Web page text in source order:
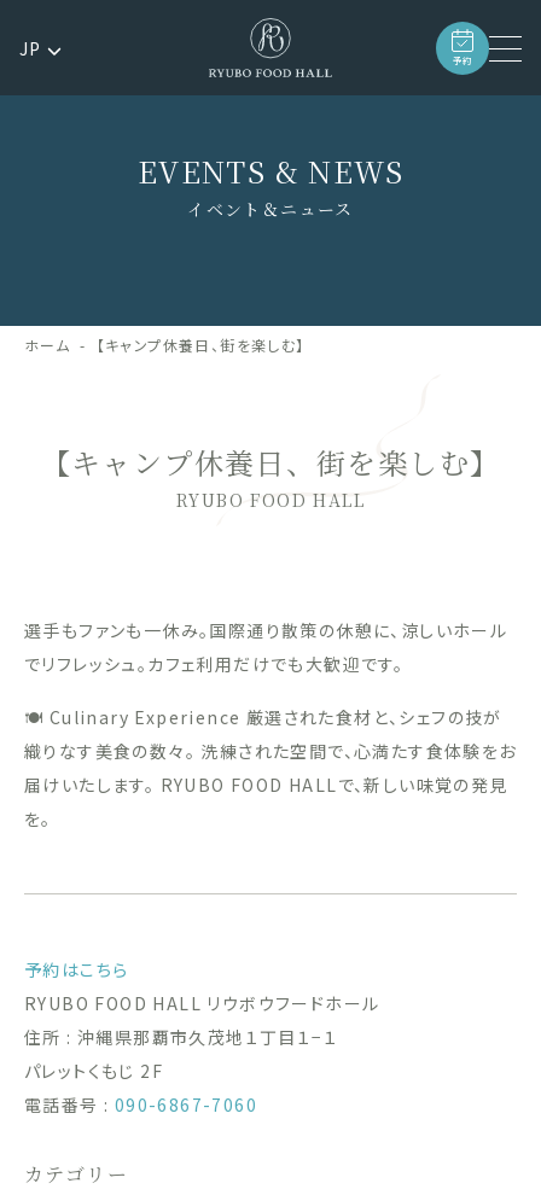
JP
予約
EVENTS & NEWS
イベント＆ニュース
ホーム 【キャンプ休養日、街を楽しむ】
【キャンプ休養日、街を楽しむ】
RYUBO FOOD HALL
選手もファンも一休み。国際通り散策の休憩に、涼しいホール
でリフレッシュ。カフェ利用だけでも大歓迎です。
🍽 Culinary Experience 厳選された食材と、シェフの技が
織りなす美食の数々。 洗練された空間で、心満たす食体験をお
届けいたします。 RYUBO FOOD HALLで、新しい味覚の発見
を。
予約はこちら
RYUBO FOOD HALL リウボウフードホール
住所 : 沖縄県那覇市久茂地１丁目１−１
パレットくもじ 2F
電話番号 : 090-6867-7060
カテゴリー